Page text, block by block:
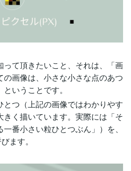
って頂きたいこと、それは、「画
画像は、小さな小さな点のあつ
いうことです。
とつ（上記の画像ではわかりやす
きく描いています。実際には「そ
番小さい粒ひとつぶん」）を、
ます。